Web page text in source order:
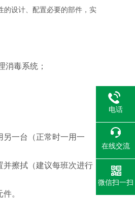
的设计、配置必要的部件，实
消毒系统；
一台（正常时一用一
并擦拭（建议每班次进行
。
电话
在线交流
微信扫一扫